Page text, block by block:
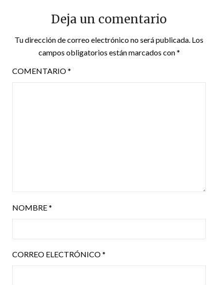
Deja un comentario
Tu dirección de correo electrónico no será publicada. Los
campos obligatorios están marcados con*
COMENTARIO*
NOMBRE*
CORREO ELECTRÓNICO*